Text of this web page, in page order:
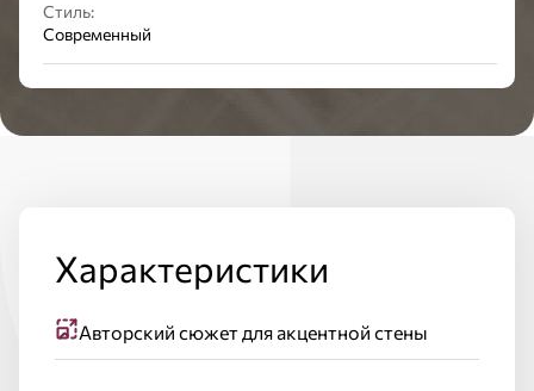
Стиль:
Современный
Характеристики
Авторский сюжет для акцентной стены